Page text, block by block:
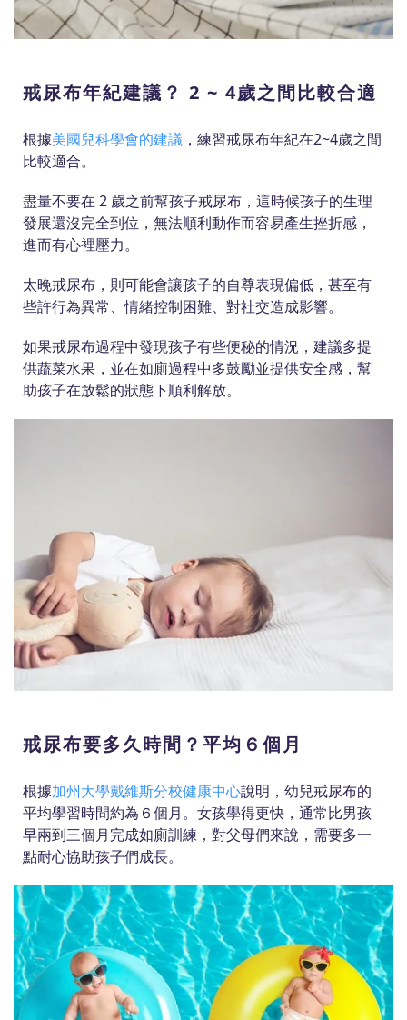
戒尿布年紀建議？ 2 ~ 4歲之間比較合適
根據美國兒科學會的建議 ，練習戒尿布年紀在2~4歲之間
比較適合。
盡量不要在 2 歲之前幫孩子戒尿布，這時候孩子的生理
發展還沒完全到位，無法順利動作而容易產生挫折感，
進而有心裡壓力。
太晚戒尿布，則可能會讓孩子的自尊表現偏低，甚至有
些許行為異常、情緒控制困難、對社交造成影響。
如果戒尿布過程中發現孩子有些便秘的情況，建議多提
供蔬菜水果，並在如廁過程中多鼓勵並提供安全感，幫
助孩子在放鬆的狀態下順利解放。
戒尿布要多久時間？平均６個月
根據加州大學戴維斯分校健康中心說明，幼兒戒尿布的
平均學習時間約為６個月。女孩學得更快，通常比男孩
早兩到三個月完成如廁訓練，對父母們來說，需要多一
點耐心協助孩子們成長。